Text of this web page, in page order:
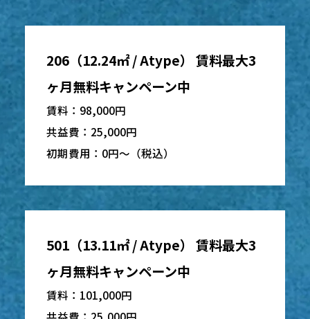
206（12.24㎡ / Atype） 賃料最大3
ヶ月無料キャンペーン中
賃料：98,000円
共益費：25,000円
初期費用：0円〜（税込）
501（13.11㎡ / Atype） 賃料最大3
ヶ月無料キャンペーン中
賃料：101,000円
共益費：25,000円